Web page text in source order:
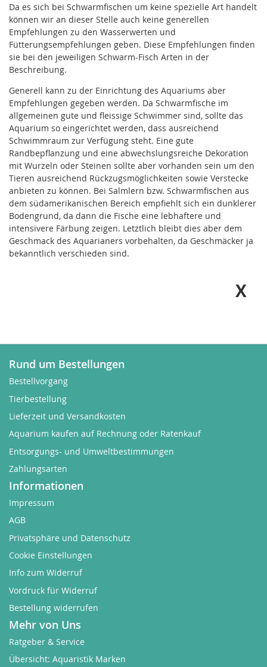
Da es sich bei Schwarmfischen um keine spezielle Art handelt
können wir an dieser Stelle auch keine generellen
Empfehlungen zu den Wasserwerten und
Fütterungsempfehlungen geben. Diese Empfehlungen finden
sie bei den jeweiligen Schwarm-Fisch Arten in der
Beschreibung.
Generell kann zu der Einrichtung des Aquariums aber
Empfehlungen gegeben werden. Da Schwarmfische im
allgemeinen gute und fleissige Schwimmer sind, sollte das
Aquarium so eingerichtet werden, dass ausreichend
Schwimmraum zur Verfügung steht. Eine gute
Randbepflanzung und eine abwechslungsreiche Dekoration
mit Wurzeln oder Steinen sollte aber vorhanden sein um den
Tieren ausreichend Rückzugsmöglichkeiten sowie Verstecke
anbieten zu können. Bei Salmlern bzw. Schwarmfischen aus
dem südamerikanischen Bereich empfiehlt sich ein dunklerer
Bodengrund, da dann die Fische eine lebhaftere und
intensivere Färbung zeigen. Letztlich bleibt dies aber dem
Geschmack des Aquarianers vorbehalten, da Geschmäcker ja
bekanntlich verschieden sind.
Rund um Bestellungen
Bestellvorgang
Tierbestellung
Lieferzeit und Versandkosten
Aquarium kaufen auf Rechnung oder Ratenkauf
Entsorgungs- und Umweltbestimmungen
Zahlungsarten
Informationen
Impressum
AGB
Privatsphäre und Datenschutz
Cookie Einstellungen
Info zum Widerruf
Vordruck für Widerruf
Bestellung widerrufen
Mehr von Uns
Ratgeber & Service
Übersicht: Aquaristik Marken